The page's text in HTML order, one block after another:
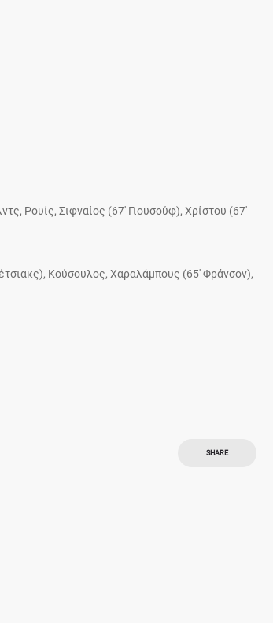
Ρουίς, Σιφναίος (67′ Γιουσούφ), Χρίστου (67′
Κούσουλος, Χαραλάμπους (65′ Φράνσον),
SHARE